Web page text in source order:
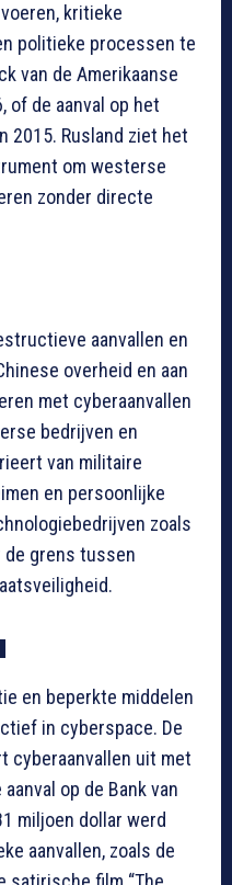
kritieke
politieke processen te
van de Amerikaanse
of de aanval op het
2015. Rusland ziet het
om westerse
zonder directe
aanvallen en
overheid en aan
met cyberaanvallen
bedrijven en
van militaire
en persoonlijke
zoals
de grens tussen
en beperkte middelen
in cyberspace. De
cyberaanvallen uit met
op de Bank van
miljoen dollar werd
aanvallen, zoals de